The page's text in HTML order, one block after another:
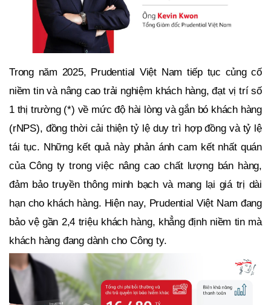
Trong năm 2025, Prudential Việt Nam tiếp tục củng cố
niềm tin và nâng cao trải nghiệm khách hàng, đạt vị trí số
1 thị trường (*) về mức độ hài lòng và gắn bó khách hàng
(rNPS), đồng thời cải thiện tỷ lệ duy trì hợp đồng và tỷ lệ
tái tục. Những kết quả này phản ánh cam kết nhất quán
của Công ty trong việc nâng cao chất lượng bán hàng,
đảm bảo truyền thông minh bạch và mang lại giá trị dài
hạn cho khách hàng. Hiện nay, Prudential Việt Nam đang
bảo vệ gần 2,4 triệu khách hàng, khẳng định niềm tin mà
khách hàng đang dành cho Công ty.